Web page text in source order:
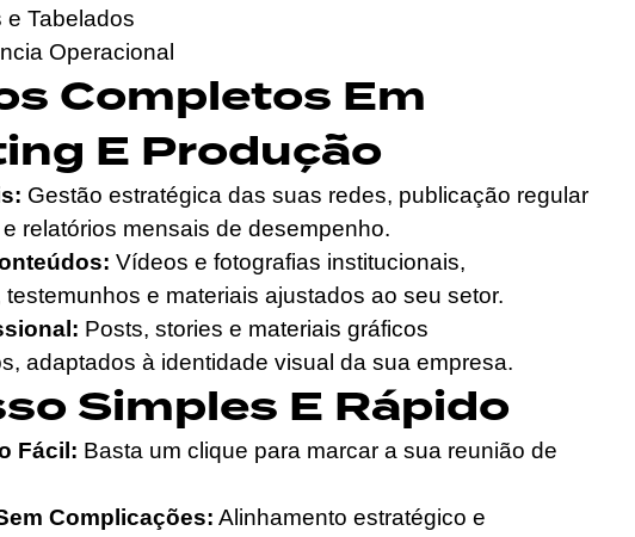
e Tabelados
Operacional
Completos Em
E Produção
Gestão estratégica das suas redes, publicação regular
relatórios mensais de desempenho.
Vídeos e fotografias institucionais,
testemunhos e materiais ajustados ao seu setor.
Posts, stories e materiais gráficos
adaptados à identidade visual da sua empresa.
Simples E Rápido
Fácil: Basta um clique para marcar a sua reunião de
Complicações: Alinhamento estratégico e